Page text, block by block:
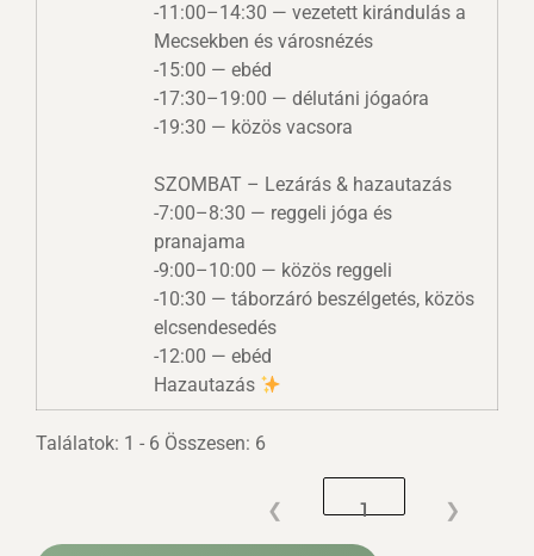
-11:00–14:30 — vezetett kirándulás a
Mecsekben és városnézés
-15:00 — ebéd
-17:30–19:00 — délutáni jógaóra
-19:30 — közös vacsora
SZOMBAT – Lezárás & hazautazás
-7:00–8:30 — reggeli jóga és
pranajama
-9:00–10:00 — közös reggeli
-10:30 — táborzáró beszélgetés, közös
elcsendesedés
-12:00 — ebéd
Hazautazás
Találatok: 1 - 6 Összesen: 6
❮ 1 ❯